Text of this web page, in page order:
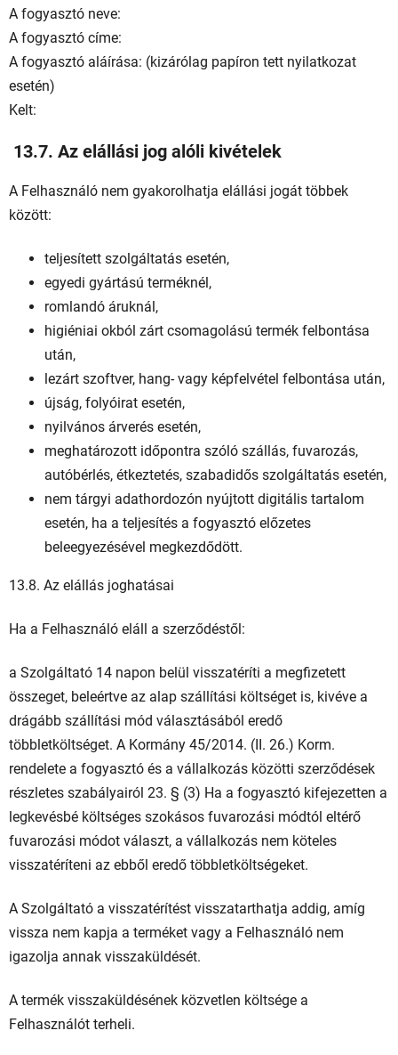
A fogyasztó neve:
A fogyasztó címe:
A fogyasztó aláírása: (kizárólag papíron tett nyilatkozat
esetén)
Kelt:
13.7. Az elállási jog alóli kivételek
A Felhasználó nem gyakorolhatja elállási jogát többek
között:
teljesített szolgáltatás esetén,
egyedi gyártású terméknél,
romlandó áruknál,
higiéniai okból zárt csomagolású termék felbontása
után,
lezárt szoftver, hang- vagy képfelvétel felbontása után,
újság, folyóirat esetén,
nyilvános árverés esetén,
meghatározott időpontra szóló szállás, fuvarozás,
autóbérlés, étkeztetés, szabadidős szolgáltatás esetén,
nem tárgyi adathordozón nyújtott digitális tartalom
esetén, ha a teljesítés a fogyasztó előzetes
beleegyezésével megkezdődött.
13.8. Az elállás joghatásai
Ha a Felhasználó eláll a szerződéstől:
a Szolgáltató 14 napon belül visszatéríti a megfizetett
összeget, beleértve az alap szállítási költséget is, kivéve a
drágább szállítási mód választásából eredő
többletköltséget. A Kormány 45/2014. (II. 26.) Korm.
rendelete a fogyasztó és a vállalkozás közötti szerződések
részletes szabályairól 23. § (3) Ha a fogyasztó kifejezetten a
legkevésbé költséges szokásos fuvarozási módtól eltérő
fuvarozási módot választ, a vállalkozás nem köteles
visszatéríteni az ebből eredő többletköltségeket.
A Szolgáltató a visszatérítést visszatarthatja addig, amíg
vissza nem kapja a terméket vagy a Felhasználó nem
igazolja annak visszaküldését.
A termék visszaküldésének közvetlen költsége a
Felhasználót terheli.